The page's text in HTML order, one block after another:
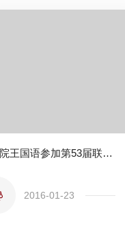
法学院王国语参加第53届联合国外空委法律小组会议并作报告
2016-01-23